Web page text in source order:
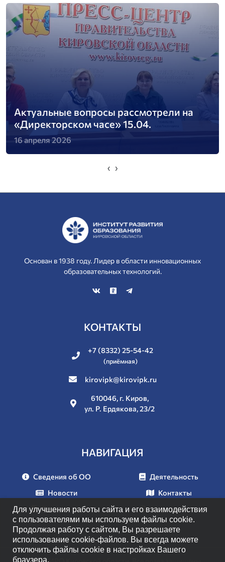
Актуальные вопросы рассмотрели на
«Директорском часе» 15.04.
16 апреля 2026
‹ ›
Основан в 1938 году. Лидер в области инновационных
образовательных технологий.
КОНТАКТЫ
+7 (8332) 25-54-42
(приёмная)
kirovipk@kirovipk.ru
610046, г. Киров,
ул. Р. Ердякова, 23/2
НАВИГАЦИЯ
Сведения об ОО
Новости
Документы
Деятельность
Контакты
Мероприятия
Для улучшения работы сайта и его взаимодействия
с пользователями мы используем файлы cookie.
Продолжая работу с сайтом, Вы разрешаете
использование cookie-файлов. Вы всегда можете
отключить файлы cookie в настройках Вашего
браузера.